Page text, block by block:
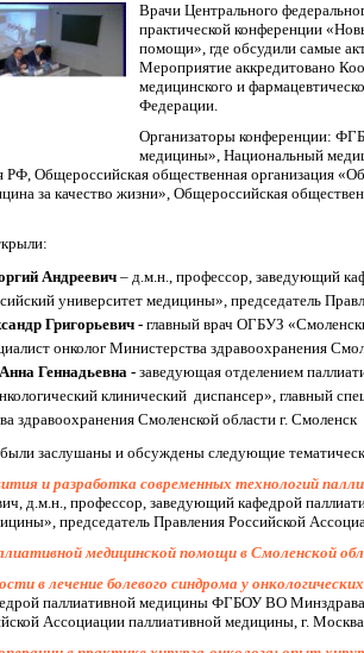
Врачи Центрального
практической конференции
помощи», где обсудили самые
Мероприятие аккредитовано
медицинского и
Федерации.
Организаторы конференции:
медицины», Национальный
РФ, Общероссийская общественная организация
за качество жизни», Общероссийская
Андреевич – д.м.н., профессор, заведующий
университет медицины», председатель
Григорьевич - главный врач ОГБУЗ
онколог Министерства здравоохранения
Геннадьевна - заведующая отделением
клинический диспансер», главный
здравоохранения Смоленской области г. Смоленск
заслушаны и обсуждены следующие
и разработка современных технологий
д.м.н., профессор, заведующий кафедрой
председатель Правления Российской
медицинской помощи в Смоленской
в лечение болевого синдрома у
паллиативной медицины ФГБОУ ВО Минздрава
Ассоциации паллиативной медицины, г.